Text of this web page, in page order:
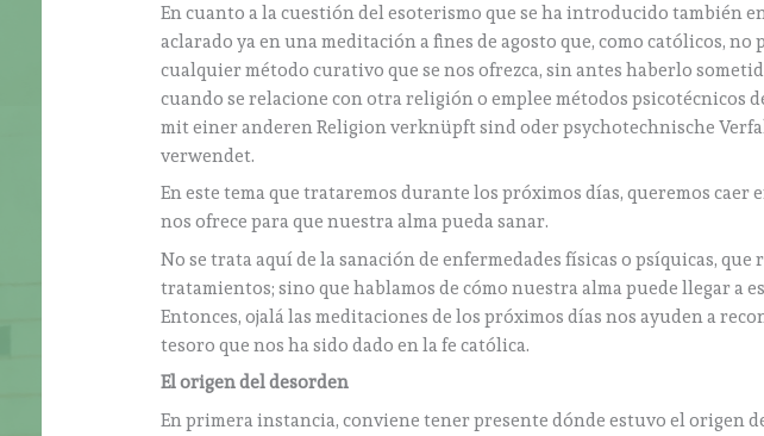
En cuanto a la cuestión del esoterismo que se ha introducido también
aclarado ya en una meditación a fines de agosto que, como católicos,
cualquier método curativo que se nos ofrezca, sin antes haberlo
cuando se relacione con otra religión o emplee métodos psicotécnicos
mit einer anderen Religion verknüpft sind oder psychotechnische
verwendet.
En este tema que trataremos durante los próximos días, queremos caer
nos ofrece para que nuestra alma pueda sanar.
No se trata aquí de la sanación de enfermedades físicas o psíquicas,
tratamientos; sino que hablamos de cómo nuestra alma puede llegar a
Entonces, ojalá las meditaciones de los próximos días nos ayuden a
tesoro que nos ha sido dado en la fe católica.
El origen del desorden
En primera instancia, conviene tener presente dónde estuvo el origen